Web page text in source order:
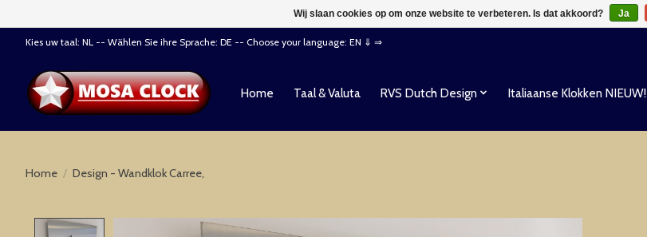
Kies uw taal: NL -- Wählen Sie ihre Sprache: DE -- Choose your language: EN ⇓ ⇒
Home Taal & Valuta RVS Dutch Design Italiaanse Klokken NIEUW!
Home / Design - Wandklok Carree,
Product image slideshow Items
Wij slaan cookies op om onze website te verbeteren. Is dat akkoord? Ja